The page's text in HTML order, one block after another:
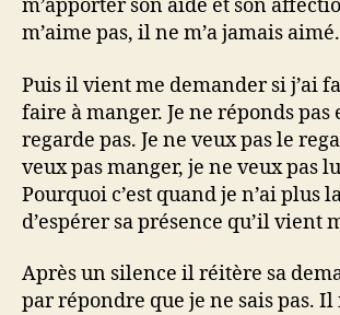
m’apporter son aide et son
m’aime pas, il ne m’a jamais aimé.
Puis il vient me demander si j’ai
faire à manger. Je ne réponds pas
regarde pas. Je ne veux pas le
veux pas manger, je ne veux pas
Pourquoi c’est quand je n’ai plus
d’espérer sa présence qu’il vient
Après un silence il réitère sa
par répondre que je ne sais pas. Il